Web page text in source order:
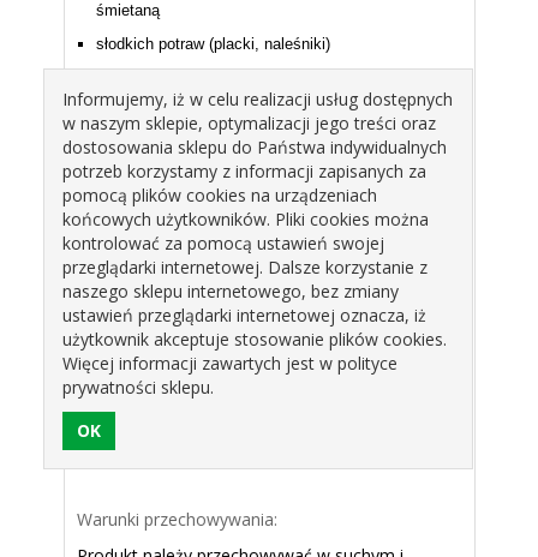
śmietaną
słodkich potraw (placki, naleśniki)
Składniki: syrop glukozowy, mleko zagęszczone
słodzone (mleko, cukier, laktoza (z mleka)),
cukier, woda, aromaty, barwnik: karmel
amoniakalny (E150c), substancja emulgująca:
monoglicerydy i diglicerydy kwasów tłuszczowych
(E471), substancja konserwująca: sorbinian
potasu (E202), sól; może zawierać jaja, soję i ich
pochodne.
Warunki przechowywania:
Informujemy, iż w celu realizacji usług dostępnych
w naszym sklepie, optymalizacji jego treści oraz
dostosowania sklepu do Państwa indywidualnych
potrzeb korzystamy z informacji zapisanych za
pomocą plików cookies na urządzeniach
końcowych użytkowników. Pliki cookies można
kontrolować za pomocą ustawień swojej
przeglądarki internetowej. Dalsze korzystanie z
naszego sklepu internetowego, bez zmiany
ustawień przeglądarki internetowej oznacza, iż
użytkownik akceptuje stosowanie plików cookies.
Więcej informacji zawartych jest w polityce
prywatności sklepu.